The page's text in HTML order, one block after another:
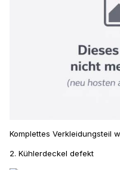
Komplettes Verkleidungsteil
2. Kühlerdeckel defekt